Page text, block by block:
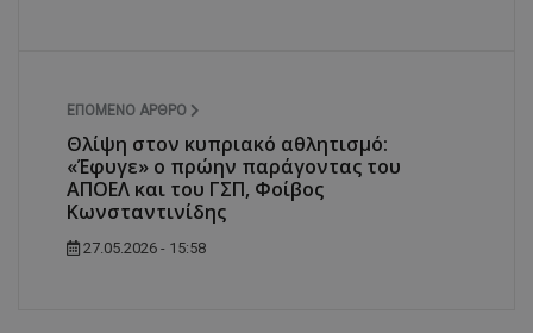
ΕΠΌΜΕΝΟ ΆΡΘΡΟ
Θλίψη στον κυπριακό αθλητισμό:
«Έφυγε» ο πρώην παράγοντας του
ΑΠΟΕΛ και του ΓΣΠ, Φοίβος
Κωνσταντινίδης
27.05.2026 - 15:58